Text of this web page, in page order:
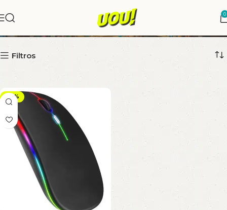
0
Filtros
-38%